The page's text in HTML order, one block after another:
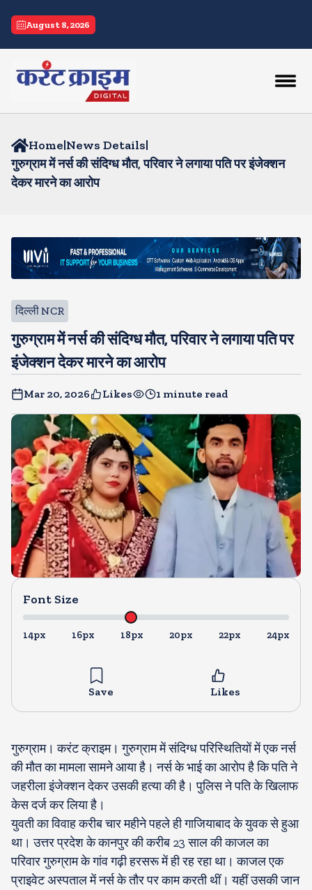
August 8, 2026
Home|News Details|
गुरुग्राम में नर्स की संदिग्ध मौत, परिवार ने लगाया पति पर इंजेक्शन
देकर मारने का आरोप
दिल्ली NCR
गुरुग्राम में नर्स की संदिग्ध मौत, परिवार ने लगाया पति पर
इंजेक्शन देकर मारने का आरोप
Mar 20, 2026 Likes 1 minute read
Font Size
14px 16px 18px 20px 22px 24px
Save Likes
गुरुग्राम। करंट क्राइम। गुरुग्राम में संदिग्ध परिस्थितियों में एक नर्स
की मौत का मामला सामने आया है। नर्स के भाई का आरोप है कि पति ने
जहरीला इंजेक्शन देकर उसकी हत्या की है। पुलिस ने पति के खिलाफ
केस दर्ज कर लिया है।
युवती का विवाह करीब चार महीने पहले ही गाजियाबाद के युवक से हुआ
था। उत्तर प्रदेश के कानपुर की करीब 23 साल की काजल का
परिवार गुरुग्राम के गांव गढ़ी हरसरू में ही रह रहा था। काजल एक
प्राइवेट अस्पताल में नर्स के तौर पर काम करती थीं। यहीं उसकी जान